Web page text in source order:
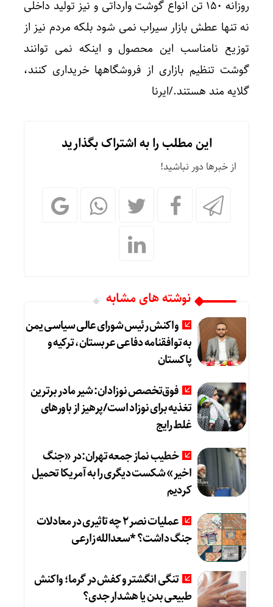
روزانه ۱۵۰ تن انواع گوشت وارداتی و نیز تولید داخلی
نه تنها عطش بازار سیراب نمی شود بلکه مردم نیز از
توزیع نامناسب این محصول و اینکه نمی توانند
گوشت تنظیم بازاری از فروشگاهها خریداری کنند،
گلایه مند هستند./ایرنا
این مطلب را به اشتراک بگذارید
از خبرها دور نباشید!
نوشته های مشابه
واکنش رئیس شورای عالی سیاسی یمن
به توافقنامه دفاعی عربستان، ترکیه و
پاکستان
فوق‌تخصص نوزادان: شیر مادر برترین
تغذیه برای نوزاد است/پرهیز از باورهای
غلط رایج
خطیب نماز جمعه تهران:در «جنگ
اخیر» شکست دیگری را به آمریکا تحمیل
کردیم
عملیات نصر ۲ چه تاثیری در معادلات
جنگ داشت؟ *سعدالله زارعی
تنگی انگشتر و کفش در گرما؛ واکنش
طبیعی بدن یا هشدار جدی؟